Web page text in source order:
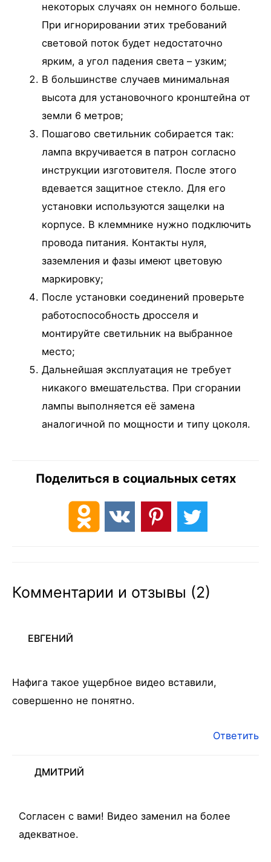
некоторых случаях он немного больше.
При игнорировании этих требований
световой поток будет недостаточно
ярким, а угол падения света – узким;
В большинстве случаев минимальная
высота для установочного кронштейна от
земли 6 метров;
Пошагово светильник собирается так:
лампа вкручивается в патрон согласно
инструкции изготовителя. После этого
вдевается защитное стекло. Для его
установки используются защелки на
корпусе. В клеммнике нужно подключить
провода питания. Контакты нуля,
заземления и фазы имеют цветовую
маркировку;
После установки соединений проверьте
работоспособность дросселя и
монтируйте светильник на выбранное
место;
Дальнейшая эксплуатация не требует
никакого вмешательства. При сгорании
лампы выполняется её замена
аналогичной по мощности и типу цоколя.
Поделиться в социальных сетях
Комментарии и отзывы (2)
ЕВГЕНИЙ
Нафига такое ущербное видео вставили,
совершенно не понятно.
Ответить
ДМИТРИЙ
Согласен с вами! Видео заменил на более
адекватное.